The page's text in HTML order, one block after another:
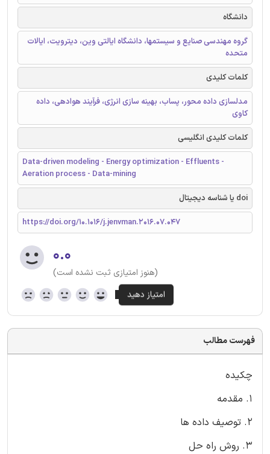
دانشگاه
گروه مهندسی صنایع و سیستمها، دانشگاه ایالتی وین، دیترویت، ایالات
متحده
کلمات کلیدی
مدلسازی داده محور، پساب، بهینه‌ سازی انرژی، فرآیند هوادهی، داده
کاوی
کلمات کلیدی انگلیسی
Data-driven modeling - Energy optimization - Effluents -
Aeration process - Data-mining
doi یا شناسه دیجیتال
https://doi.org/10.1016/j.jenvman.2016.07.047
۰.۰
(هنوز امتیازی ثبت نشده است)
فهرست مطالب
چکیده
1. مقدمه
2. توصیف داده ها
3. روش راه حل